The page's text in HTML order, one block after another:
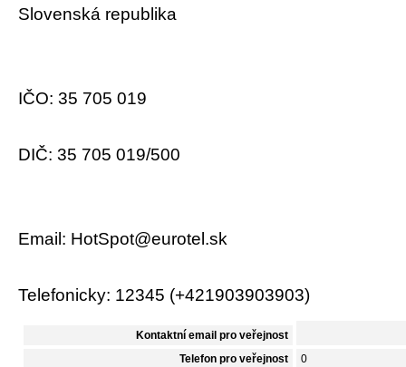
Slovenská republika
IČO: 35 705 019
DIČ: 35 705 019/500
Email: HotSpot@eurotel.sk
Telefonicky: 12345 (+421903903903)
Kontaktní email pro veřejnost
Telefon pro veřejnost 0